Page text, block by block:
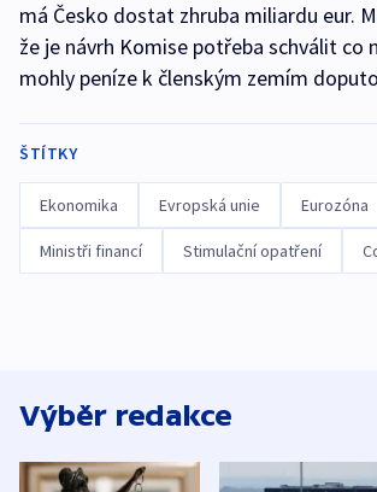
má Česko dostat zhruba miliardu eur.
že je návrh Komise potřeba schválit co
mohly peníze k členským zemím
ŠTÍTKY
Ekonomika Evropská unie Eurozóna
Ministři financí Stimulační opatření
Výběr redakce